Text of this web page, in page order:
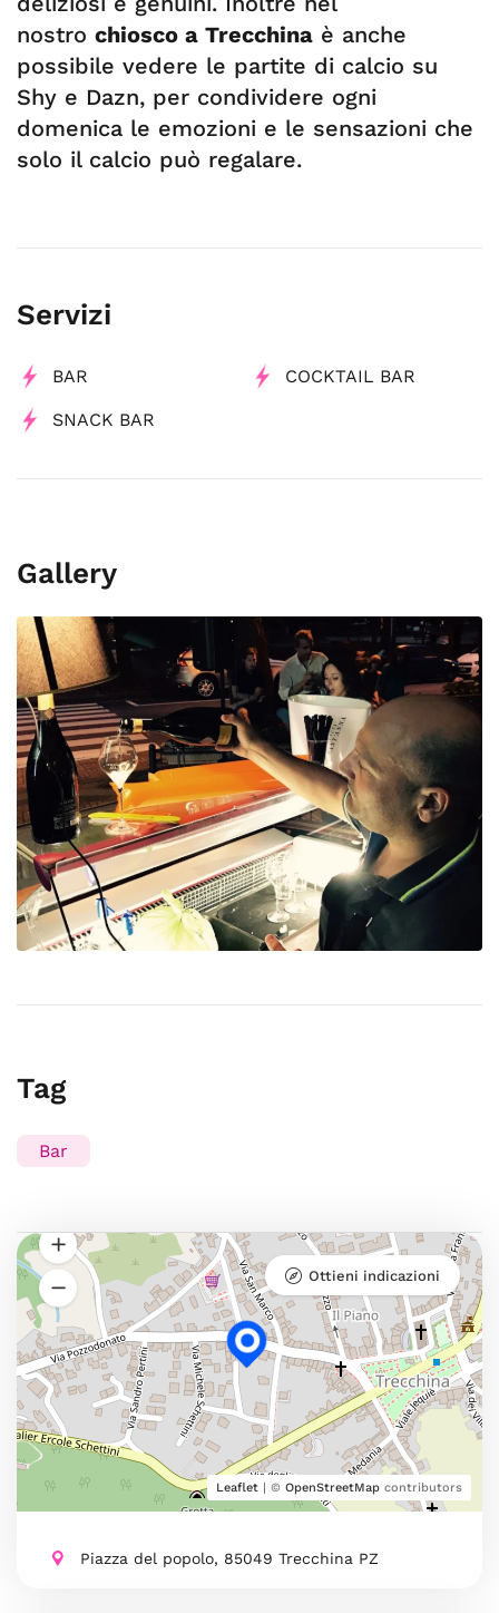
nostro chiosco a Trecchina è anche
possibile vedere le partite di calcio su
Shy e Dazn, per condividere ogni
domenica le emozioni e le sensazioni che
solo il calcio può regalare.
Servizi
BAR COCKTAIL BAR
SNACK BAR
Gallery
Tag
Bar
Leaflet | © OpenStreetMap contributors
Ottieni indicazioni
Piazza del popolo, 85049 Trecchina PZ